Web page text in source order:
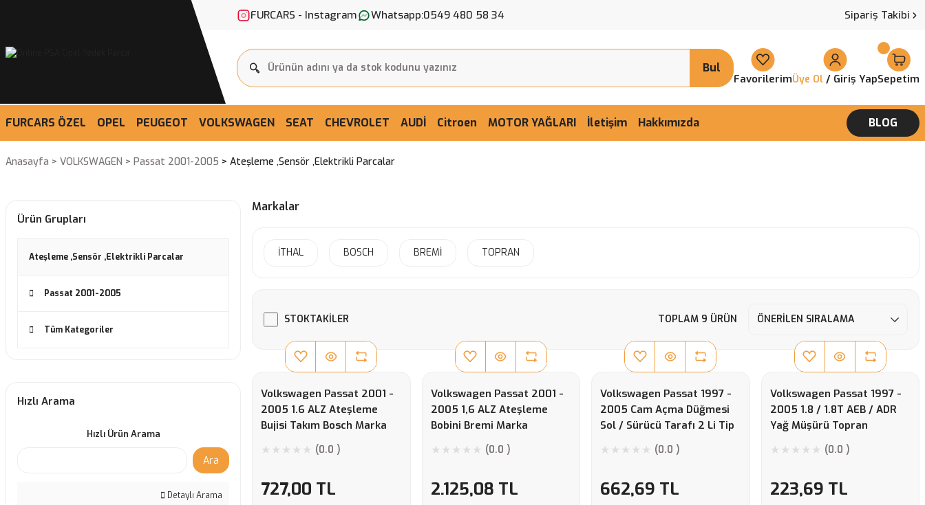
FURCARS - Instagram Whatsapp:0549 480 58 34 Sipariş Takibi
Bul
FavorilerimÜye Ol / Giriş YapSepetim
FURCARS ÖZEL OPEL PEUGEOT VOLKSWAGEN SEAT CHEVROLET AUDİ Citroen MOTOR YAĞLARI İletişim Hakkımızda BLOG
Anasayfa VOLKSWAGEN Passat 2001-2005 Ateşleme ,Sensör ,Elektrikli Parcalar
Ürün Grupları
Ateşleme ,Sensör ,Elektrikli Parcalar
Passat 2001-2005
Tüm Kategoriler
Hızlı Arama
Hızlı Ürün Arama
Ara
Detaylı Arama
Markalar
İTHAL BOSCH BREMİ TOPRAN
STOKTAKILER TOPLAM 9 ÜRÜN
Volkswagen Passat 2001 -
2005 1.6 ALZ Ateşleme
Bujisi Takım Bosch Marka
(0.0 )
727,00 TL
Volkswagen Passat 2001 -
2005 1,6 ALZ Ateşleme
Bobini Bremi Marka
(0.0 )
2.125,08 TL
Volkswagen Passat 1997 -
2005 Cam Açma Düğmesi
Sol / Sürücü Tarafı 2 Li Tip
(0.0 )
662,69 TL
Volkswagen Passat 1997 -
2005 1.8 / 1.8T AEB / ADR
Yağ Müşürü Topran
(0.0 )
223,69 TL